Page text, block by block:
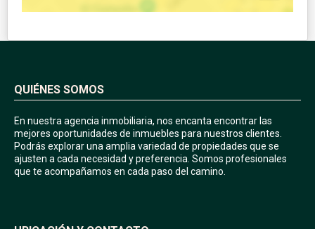
QUIÉNES SOMOS
En nuestra agencia inmobiliaria, nos encanta encontrar las
mejores oportunidades de inmuebles para nuestros clientes.
Podrás explorar una amplia variedad de propiedades que se
ajusten a cada necesidad y preferencia. Somos profesionales
que te acompañamos en cada paso del camino.